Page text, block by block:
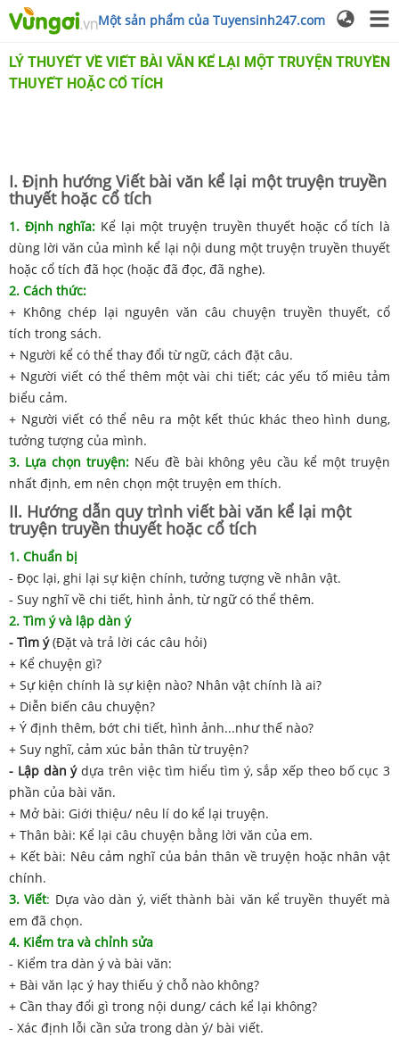
Một sản phẩm của Tuyensinh247.com
LÝ THUYẾT VỀ VIẾT BÀI VĂN KỂ LẠI MỘT TRUYỆN TRUYỀN
THUYẾT HOẶC CỔ TÍCH
I. Định hướng Viết bài văn kể lại một truyện truyền
thuyết hoặc cổ tích
1. Định nghĩa: Kể lại một truyện truyền thuyết hoặc cổ tích là
dùng lời văn của mình kể lại nội dung một truyện truyền thuyết
hoặc cổ tích đã học (hoặc đã đọc, đã nghe).
2. Cách thức:
+ Không chép lại nguyên văn câu chuyện truyền thuyết, cổ
tích trong sách.
+ Người kể có thể thay đổi từ ngữ, cách đặt câu.
+ Người viết có thể thêm một vài chi tiết; các yếu tố miêu tảm
biểu cảm.
+ Người viết có thể nêu ra một kết thúc khác theo hình dung,
tưởng tượng của mình.
3. Lựa chọn truyện: Nếu đề bài không yêu cầu kể một truyện
nhất định, em nên chọn một truyện em thích.
II. Hướng dẫn quy trình viết bài văn kể lại một
truyện truyền thuyết hoặc cổ tích
1. Chuẩn bị
- Đọc lại, ghi lại sự kiện chính, tưởng tượng về nhân vật.
- Suy nghĩ về chi tiết, hình ảnh, từ ngữ có thể thêm.
2. Tìm ý và lập dàn ý
- Tìm ý(Đặt và trả lời các câu hỏi)
+ Kể chuyện gì?
+ Sự kiện chính là sự kiện nào? Nhân vật chính là ai?
+ Diễn biến câu chuyện?
+ Ý định thêm, bớt chi tiết, hình ảnh...như thế nào?
+ Suy nghĩ, cảm xúc bản thân từ truyện?
- Lập dàn ýdựa trên việc tìm hiểu tìm ý, sắp xếp theo bố cục 3
phần của bài văn.
+ Mở bài: Giới thiệu/ nêu lí do kể lại truyện.
+ Thân bài: Kể lại câu chuyện bằng lời văn của em.
+ Kết bài: Nêu cảm nghĩ của bản thân về truyện hoặc nhân vật
chính.
3. Viết: Dựa vào dàn ý, viết thành bài văn kể truyền thuyết mà
em đã chọn.
4. Kiểm tra và chỉnh sửa
- Kiểm tra dàn ý và bài văn:
+ Bài văn lạc ý hay thiếu ý chỗ nào không?
+ Cần thay đổi gì trong nội dung/ cách kể lại không?
- Xác định lỗi cần sửa trong dàn ý/ bài viết.